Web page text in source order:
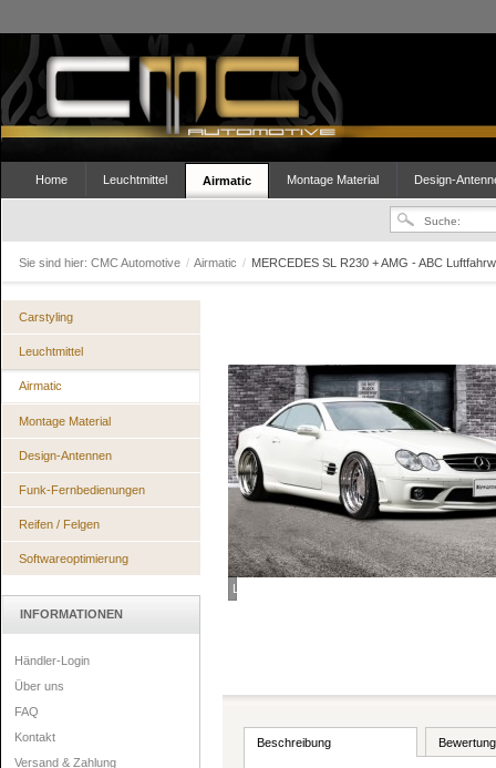
Home Leuchtmittel Airmatic Montage Material Design-
Sie sind hier: CMC Automotive / Airmatic / MERCEDES SL R230 + AMG - ABC
Carstyling
Leuchtmittel
Airmatic
Montage Material
Design-Antennen
Funk-Fernbedienungen
Reifen / Felgen
Softwareoptimierung
INFORMATIONEN
Händler-Login
Über uns
FAQ
Kontakt
Versand & Zahlung
Beschreibung